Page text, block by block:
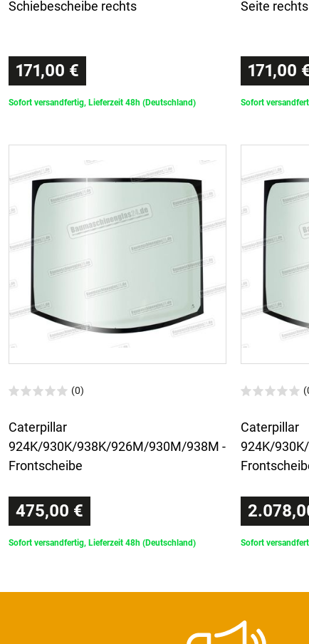
Schiebescheibe rechts
171,00 €
Sofort versandfertig, Lieferzeit 48h (Deutschland)
Seite
171,00
Sofort
(0)
Caterpillar
924K/930K/938K/926M/930M/938M -
Frontscheibe
475,00 €
Sofort versandfertig, Lieferzeit 48h (Deutschland)
Caterpillar
924K/
Sofort